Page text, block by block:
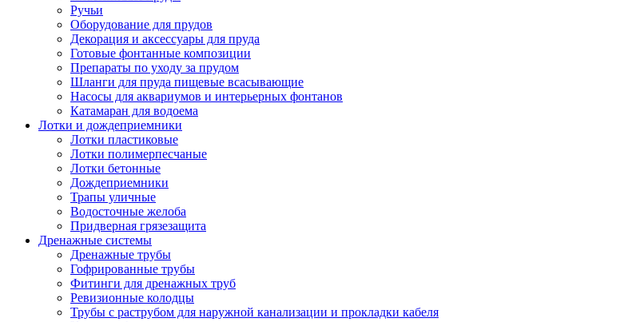
Ручьи
Оборудование для прудов
Декорация и аксессуары для пруда
Готовые фонтанные композиции
Препараты по уходу за прудом
Шланги для пруда пищевые всасывающие
Насосы для аквариумов и интерьерных фонтанов
Катамаран для водоема
Лотки и дождеприемники
Лотки пластиковые
Лотки полимерпесчаные
Лотки бетонные
Дождеприемники
Трапы уличные
Водосточные желоба
Придверная грязезащита
Дренажные системы
Дренажные трубы
Гофрированные трубы
Фитинги для дренажных труб
Ревизионные колодцы
Трубы с раструбом для наружной канализации и прокладки кабеля